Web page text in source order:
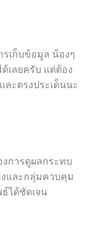
รเก็บข้อมูล น้องๆ
เลยครับ แต่ต้อง
ละตรงประเด็นนะ
การดูผลกระทบ
งและกลุ่มควบคุม
ธ์ได้ชัดเจน